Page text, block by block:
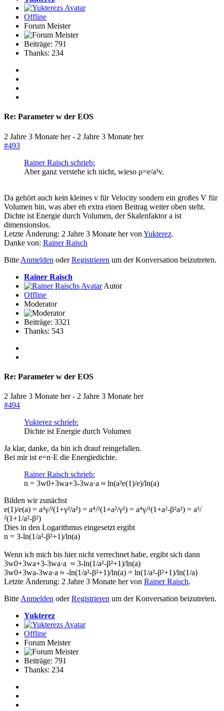
Offline
Forum Meister
Beiträge: 791
Thanks: 234
Re: Parameter w der EOS
2 Jahre 3 Monate her- 2 Jahre 3 Monate her
#493
Rainer Raisch schrieb:
Aber ganz verstehe ich nicht, wieso ρ=e/a³v.
Da gehört auch kein kleines v für Velocity sondern ein großes V für
Volumen hin, was aber eh extra einen Beitrag weiter oben steht.
Dichte ist Energie durch Volumen, der Skalenfaktor a ist
dimensionslos.
Letzte Änderung: 2 Jahre 3 Monate her von Yukterez.
Danke von: Rainer Raisch
Bitte Anmelden oderRegistrieren um der Konversation beizutreten.
Rainer Raisch
Autor
Offline
Moderator
Beiträge: 3321
Thanks: 543
Re: Parameter w der EOS
2 Jahre 3 Monate her- 2 Jahre 3 Monate her
#494
Yukterez schrieb:
Dichte ist Energie durch Volumen
Ja klar, danke, da bin ich drauf reingefallen.
Bei mir ist e=n·E die Energiedichte.
Rainer Raisch schrieb:
n = 3w0+3wa+3-3wa·a ≈ ln(a³e(1)/e)/ln(a)
Bilden wir zunächst
e(1)/e(a) = a³γ/²(1+γ²/a²) = a⁴/²(1+a²/γ²) = a⁴γ/²(1+a²-β²a²) = a³/
²(1+1/a²-β²)
Dies in den Logarithmus eingesetzt ergibt
n = 3-ln(1/a²-β²+1)/ln(a)
Wenn ich mich bis hier nicht verrechnet habe, ergibt sich dann
3w0+3wa+3-3wa·a ≈ 3-ln(1/a²-β²+1)/ln(a)
3w0+3wa-3wa·a ≈ -ln(1/a²-β²+1)/ln(a) = ln(1/a²-β²+1)/ln(1/a)
Letzte Änderung: 2 Jahre 3 Monate her von Rainer Raisch.
Bitte Anmelden oderRegistrieren um der Konversation beizutreten.
Yukterez
Offline
Forum Meister
Beiträge: 791
Thanks: 234